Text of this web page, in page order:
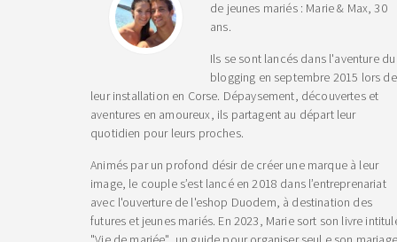
de jeunes mariés : Marie & Max, 30
ans.
Ils se sont lancés dans l'aventure du
blogging en septembre 2015 lors de
leur installation en Corse. Dépaysement, découvertes et
aventures en amoureux, ils partagent au départ leur
quotidien pour leurs proches.
Animés par un profond désir de créer une marque à leur
image, le couple s’est lancé en 2018 dans l’entreprenariat
avec l'ouverture de l'eshop Duodem, à destination des
futures et jeunes mariés. En 2023, Marie sort son livre